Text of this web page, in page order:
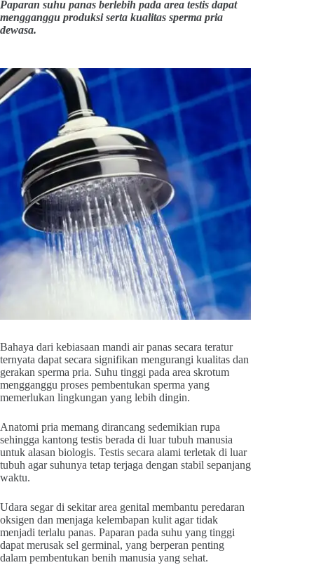
Paparan suhu panas berlebih pada area testis dapat
mengganggu produksi serta kualitas sperma pria
dewasa.
Bahaya dari kebiasaan mandi air panas secara teratur
ternyata dapat secara signifikan mengurangi kualitas dan
gerakan sperma pria. Suhu tinggi pada area skrotum
mengganggu proses pembentukan sperma yang
memerlukan lingkungan yang lebih dingin.
Anatomi pria memang dirancang sedemikian rupa
sehingga kantong testis berada di luar tubuh manusia
untuk alasan biologis. Testis secara alami terletak di luar
tubuh agar suhunya tetap terjaga dengan stabil sepanjang
waktu.
Udara segar di sekitar area genital membantu peredaran
oksigen dan menjaga kelembapan kulit agar tidak
menjadi terlalu panas. Paparan pada suhu yang tinggi
dapat merusak sel germinal, yang berperan penting
dalam pembentukan benih manusia yang sehat.